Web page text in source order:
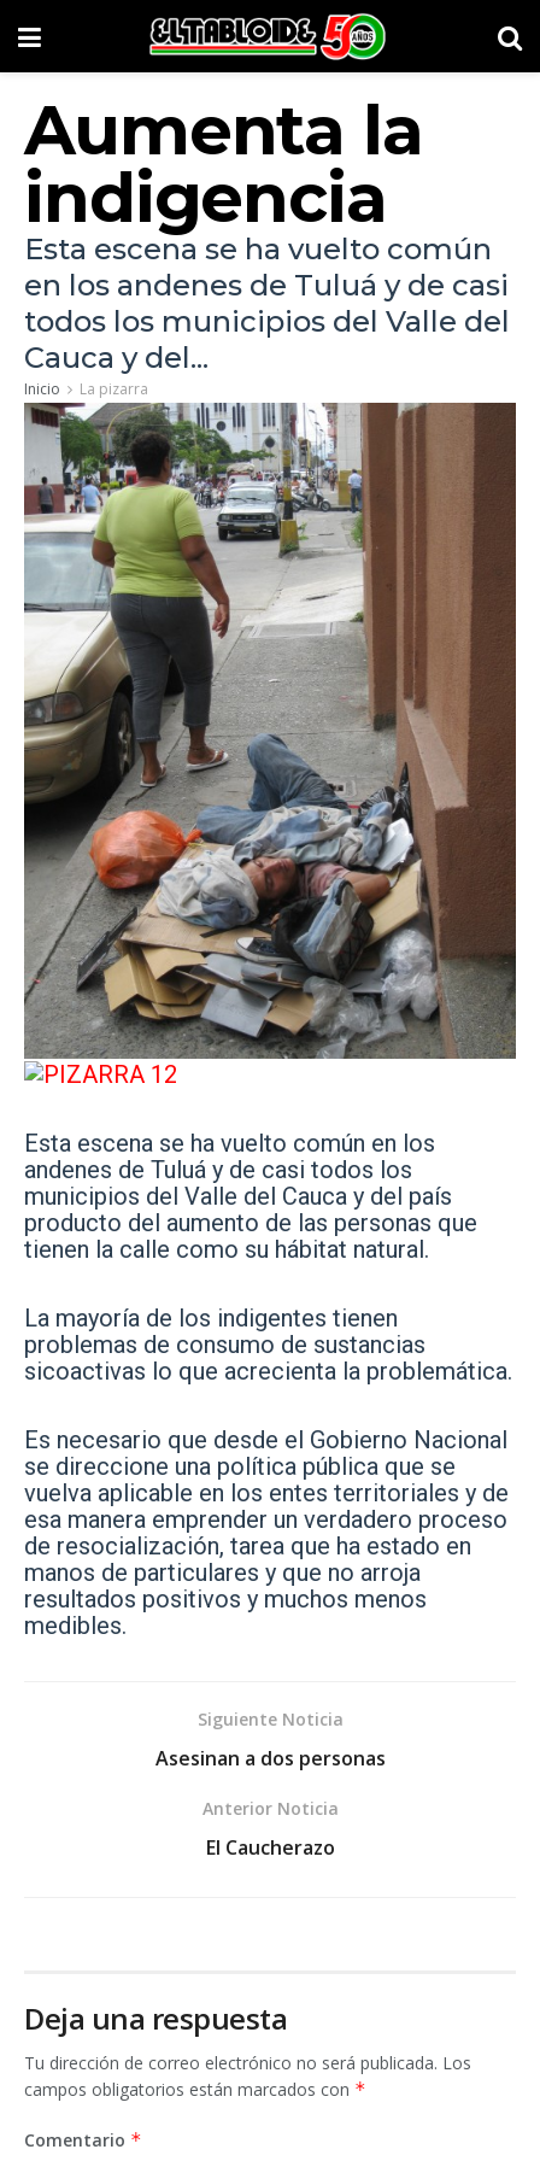
Aumenta la
indigencia
Esta escena se ha vuelto común
en los andenes de Tuluá y de casi
todos los municipios del Valle del
Cauca y del...
Inicio La pizarra
Esta escena se ha vuelto común en los
andenes de Tuluá y de casi todos los
municipios del Valle del Cauca y del país
producto del aumento de las personas que
tienen la calle como su hábitat natural.
La mayoría de los indigentes tienen
problemas de consumo de sustancias
sicoactivas lo que acrecienta la problemática.
Es necesario que desde el Gobierno Nacional
se direccione una política pública que se
vuelva aplicable en los entes territoriales y de
esa manera emprender un verdadero proceso
de resocialización, tarea que ha estado en
manos de particulares y que no arroja
resultados positivos y muchos menos
medibles.
Siguiente Noticia
Asesinan a dos personas
Anterior Noticia
El Caucherazo
Deja una respuesta
Tu dirección de correo electrónico no será publicada. Los
campos obligatorios están marcados con *
Comentario *